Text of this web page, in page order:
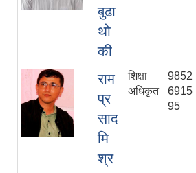
बुढा
थो
की
राम
प्र
साद
मि
श्र
शिक्षा
अधिकृत
9852
6915
95